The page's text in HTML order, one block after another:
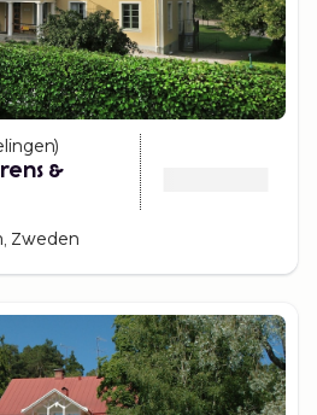
)
&
Zweden